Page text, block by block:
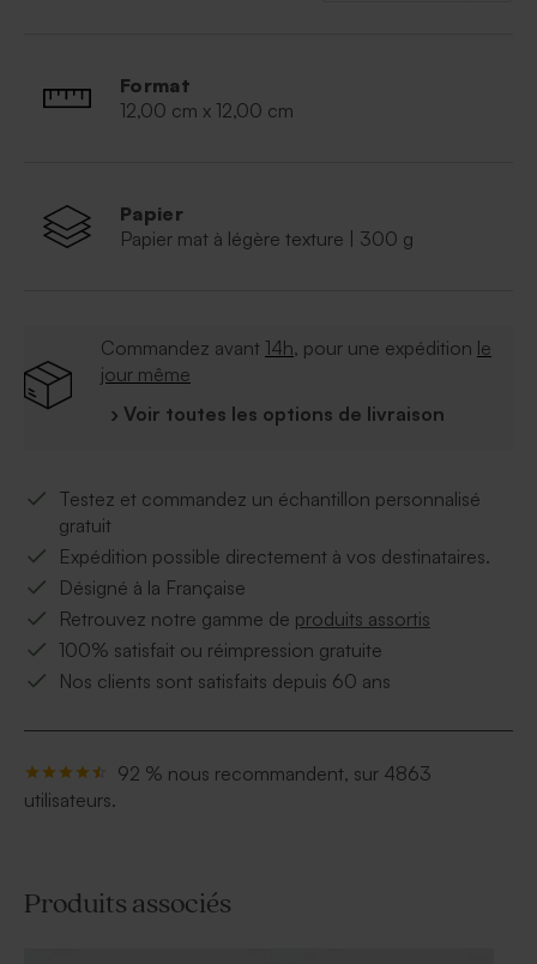
Format
12,00 cm x 12,00 cm
Papier
Papier mat à légère texture | 300 g
Commandez avant 14h, pour une expédition le
jour même
› Voir toutes les options de livraison
Testez et commandez un échantillon personnalisé
gratuit
Expédition possible directement à vos destinataires.
Désigné à la Française
Retrouvez notre gamme de produits assortis
100% satisfait ou réimpression gratuite
Nos clients sont satisfaits depuis 60 ans
92 % nous recommandent, sur 4863
utilisateurs.
Produits associés